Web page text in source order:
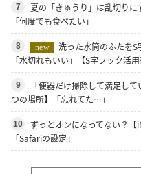
7
夏の「きゅうり」は乱切り
「何度でも食べたい」
8 new
洗った水筒のふたをS
「水切れもいい」【S字フック活用
9
「便器だけ掃除して満足し
つの場所】「忘れてた…」
10
ずっとオンになってない？
「Safariの設定」